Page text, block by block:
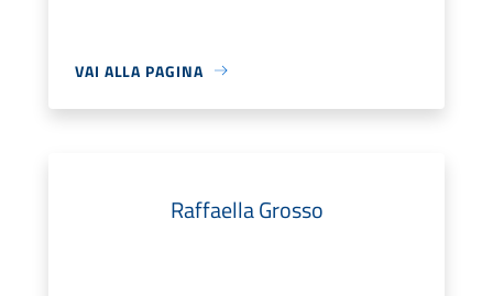
VAI ALLA PAGINA
Raffaella Grosso